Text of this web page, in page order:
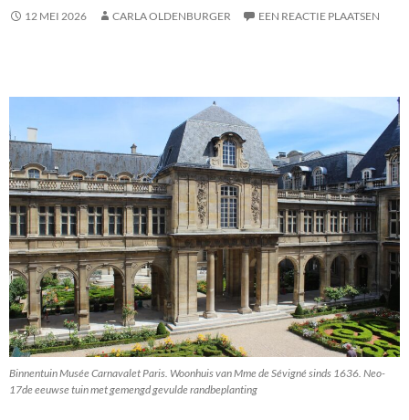
12 MEI 2026 CARLA OLDENBURGER EEN REACTIE PLAATSEN
Binnentuin Musée Carnavalet Paris. Woonhuis van Mme de Sévigné sinds 1636. Neo-
17de eeuwse tuin met gemengd gevulde randbeplanting